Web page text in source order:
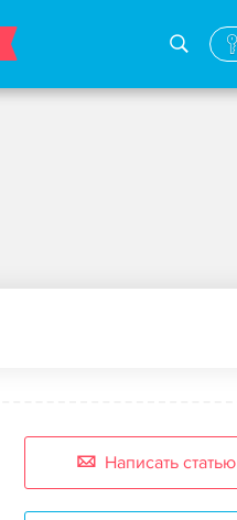
Написать статью